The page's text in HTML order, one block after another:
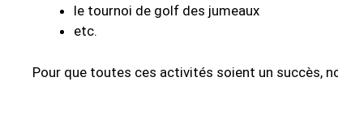
le tournoi de golf des jumeaux
etc.
Pour que toutes ces activités soient un succès,